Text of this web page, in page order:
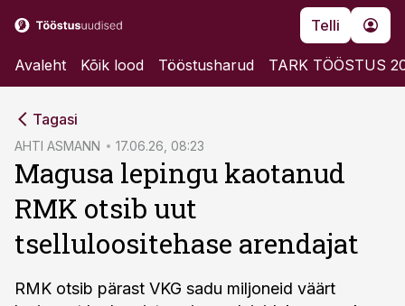
Telli
Avaleht Kõik lood Tööstusharud TARK TÖÖSTUS
Tagasi
AHTI ASMANN 17.06.26, 08:23
Magusa lepingu kaotanud
RMK otsib uut
tselluloositehase arendajat
RMK otsib pärast VKG sadu miljoneid väärt